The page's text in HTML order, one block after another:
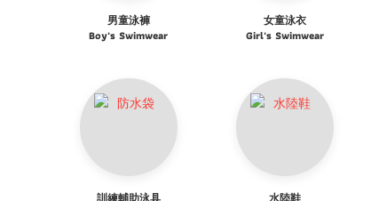
男童泳褲
Boy's Swimwear
女童泳衣
Girl's Swimwear